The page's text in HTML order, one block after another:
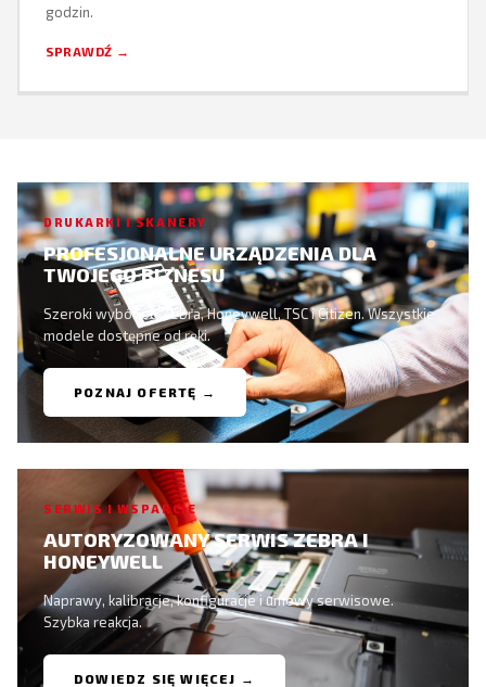
godzin.
SPRAWDŹ →
DRUKARKI I SKANERY
PROFESJONALNE URZĄDZENIA DLA
TWOJEGO BIZNESU
Szeroki wybór od Zebra, Honeywell, TSC i Citizen. Wszystkie
modele dostępne od ręki.
POZNAJ OFERTĘ →
SERWIS I WSPARCIE
AUTORYZOWANY SERWIS ZEBRA I
HONEYWELL
Naprawy, kalibracje, konfiguracje i umowy serwisowe.
Szybka reakcja.
DOWIEDZ SIĘ WIĘCEJ →